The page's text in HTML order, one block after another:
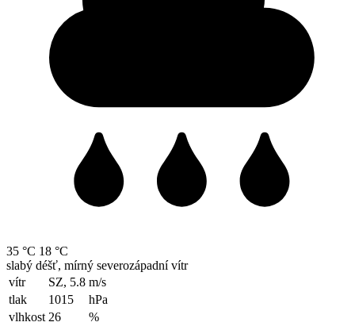
35 °C 18 °C
slabý déšť, mírný severozápadní vítr
vítr
SZ, 5.8 m/s
tlak
1015
hPa
vlhkost 26
%